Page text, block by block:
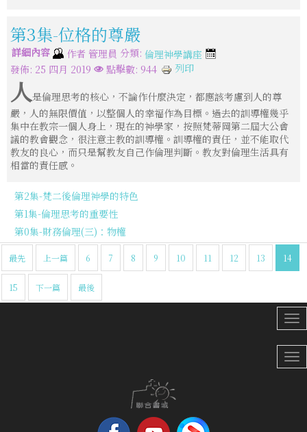
第3集-位格的尊嚴
詳細內容 作者 管理員 分類: 倫理神學講座
發佈: 25 四月 2019
點擊數: 944 列印
人是倫理思考的核心，不論作什麼決定，都應該考慮到人的尊
嚴，人的無限價值，以整個人的幸福作為目標。過去的訓導權幾乎
集中在教宗一個人身上，現在的神學家，按照梵蒂岡第二屆大公會
議的教會觀念，很注意主教的訓導權。訓導權的責任，並不能取代
教友的良心，而只是幫教友自己作倫理判斷。教友對倫理生活具有
相當的責任感。
第2集-梵二後倫理神學的特色
第1集-倫理思考的重要性
第0集-財務倫理(三)：物權
最先 上一篇 6 7 8 9 10 11 12 13 14
15 下一篇 最後